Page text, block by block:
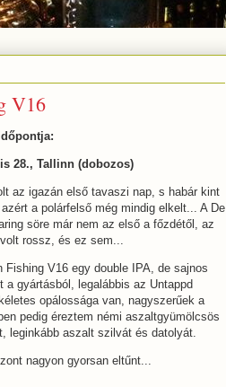
V16
28., Tallinn (dobozos)
az igazán első tavaszi nap, s habár kint
a polárfelső még mindig elkelt... A De
söre már nem az első a főzdétől, az
rossz, és ez sem...
Fishing V16 egy double IPA, de sajnos
a gyártásból, legalábbis az Untappd
opálossága van, nagyszerűek a
pedig éreztem némi aszaltgyümölcsös
leginkább aszalt szilvát és datolyát.
nagyon gyorsan eltűnt...